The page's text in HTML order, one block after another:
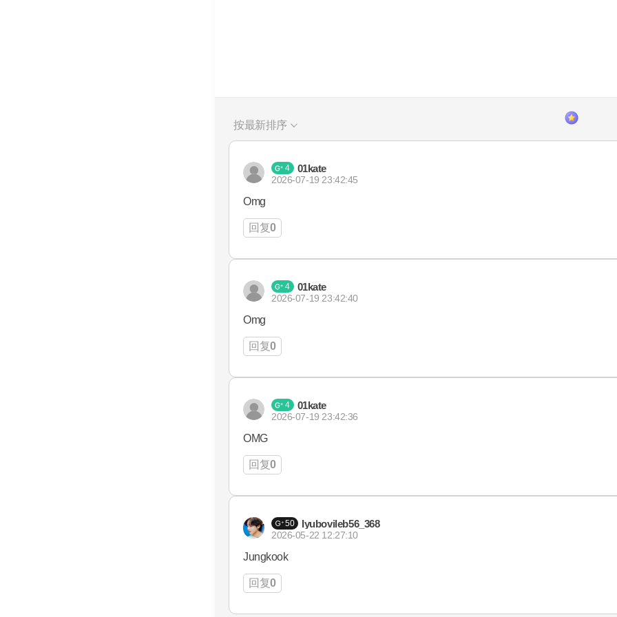
按最新排序
4 01kate
2026-07-19 23:42:45
Omg
回复0
4 01kate
2026-07-19 23:42:40
Omg
回复0
4 01kate
2026-07-19 23:42:36
OMG
回复0
50 Iyubovileb56_368
2026-05-22 12:27:10
Jungkook
回复0